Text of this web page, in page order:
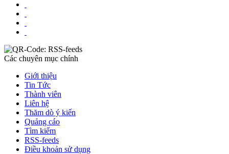
Các chuyên mục chính
Giới thiệu
Tin Tức
Thành viên
Liên hệ
Thăm dò ý kiến
Quảng cáo
Tìm kiếm
RSS-feeds
Điều khoản sử dụng